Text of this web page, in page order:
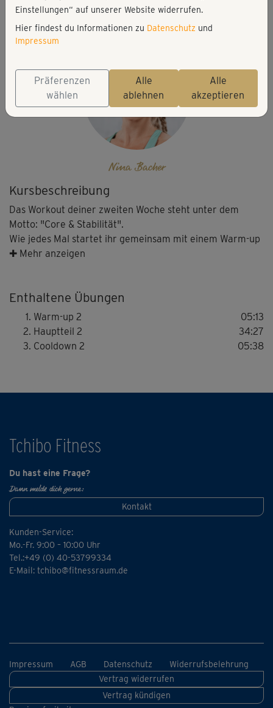
Kursbeschreibung
Das Workout deiner zweiten Woche steht unter dem
Motto: "Core & Stabilität".
Wie jedes Mal startet ihr gemeinsam mit einem Warm-up
und endet im Cooldown.
schön in sich haben! Außerdem verbessert ihr
gemeinsam Balance und Koordination – und tut
ordentlich was für euren Muskelaufbau.
✚ Mehr anzeigen
Enthaltene Übungen
Warm-up 2
05:13
Hauptteil 2
34:27
Cooldown 2
05:38
Nina Bacher
Matte
Nina Bacher
Tchibo Fitness
Du hast eine Frage?
Dann melde dich gerne:
Kontakt
Kunden-Service:
Mo.-Fr. 9:00 – 10:00 Uhr
Tel.:+49 (0) 40-53799334
E-Mail: tchibo@fitnessraum.de
Impressum AGB Datenschutz
Widerrufsbelehrung
Vertrag widerrufen
Vertrag kündigen
Einstellungen“ auf unserer Website widerrufen.
Hier findest du Informationen zu Datenschutz und
Impressum
Präferenzen
wählen
Alle
ablehnen
Alle
akzeptieren